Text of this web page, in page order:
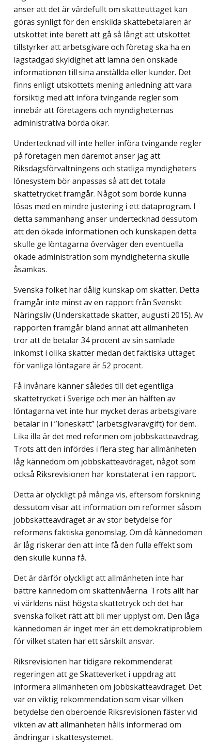
anser att det är värdefullt om skatteuttaget kan
göras synligt för den enskilda skattebetalaren är
utskottet inte berett att gå så långt att utskottet
tillstyrker att arbetsgivare och företag ska ha en
lagstadgad skyldighet att lämna den önskade
informationen till sina anställda eller kunder. Det
finns enligt utskottets mening anledning att vara
försiktig med att införa tvingande regler som
innebär att företagens och myndigheternas
administrativa börda ökar.
Undertecknad vill inte heller införa tvingande regler
på företagen men däremot anser jag att
Riksdagsförvaltningens och statliga myndigheters
lönesystem bör anpassas så att det totala
skattetrycket framgår. Något som borde kunna
lösas med en mindre justering i ett dataprogram. I
detta sammanhang anser undertecknad dessutom
att den ökade informationen och kunskapen detta
skulle ge löntagarna överväger den eventuella
ökade administration som myndigheterna skulle
åsamkas.
Svenska folket har dålig kunskap om skatter. Detta
framgår inte minst av en rapport från Svenskt
Näringsliv (Underskattade skatter, augusti 2015). Av
rapporten framgår bland annat att allmänheten
tror att de betalar 34 procent av sin samlade
inkomst i olika skatter medan det faktiska uttaget
för vanliga löntagare är 52 procent.
Få invånare känner således till det egentliga
skattetrycket i Sverige och mer än hälften av
löntagarna vet inte hur mycket deras arbetsgivare
betalar in i ”löneskatt” (arbetsgivaravgift) för dem.
Lika illa är det med reformen om jobbskatteavdrag.
Trots att den infördes i flera steg har allmänheten
låg kännedom om jobbskatteavdraget, något som
också Riksrevisionen har konstaterat i en rapport.
Detta är olyckligt på många vis, eftersom forskning
dessutom visar att information om reformer såsom
jobbskatteavdraget är av stor betydelse för
reformens faktiska genomslag. Om då kännedomen
är låg riskerar den att inte få den fulla effekt som
den skulle kunna få.
Det är därför olyckligt att allmänheten inte har
bättre kännedom om skattenivåerna. Trots allt har
vi världens näst högsta skattetryck och det har
svenska folket rätt att bli mer upplyst om. Den låga
kännedomen är inget mer än ett demokratiproblem
för vilket staten har ett särskilt ansvar.
Riksrevisionen har tidigare rekommenderat
regeringen att ge Skatteverket i uppdrag att
informera allmänheten om jobbskatteavdraget. Det
var en viktig rekommendation som visar vilken
betydelse den oberoende Riksrevisionen fäster vid
vikten av att allmänheten hålls informerad om
ändringar i skattesystemet.